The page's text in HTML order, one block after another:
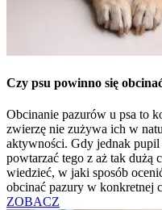
Czy psu powinno się
Obcinanie pazurów u psa to
zwierzę nie zużywa ich w
aktywności. Gdy jednak pupil
powtarzać tego z aż tak dużą
wiedzieć, w jaki sposób
obcinać pazury w
ZOBACZ